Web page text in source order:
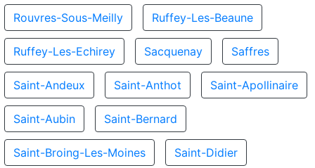
Rouvres-Sous-Meilly Ruffey-Les-Beaune
Ruffey-Les-Echirey Sacquenay Saffres
Saint-Andeux Saint-Anthot Saint-Apollinaire
Saint-Aubin Saint-Bernard
Saint-Broing-Les-Moines Saint-Didier